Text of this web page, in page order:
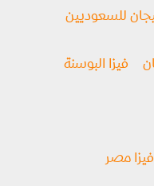
للسعوديين
فيزا البوسنة
فيزا مصر